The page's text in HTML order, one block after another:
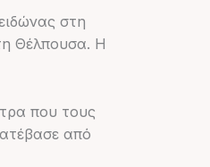
στη
Θέλπουσα. Η
που τους
από